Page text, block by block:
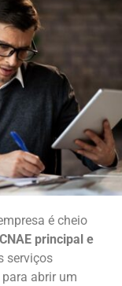
é cheio
CNAE principal e
serviços
abrir um